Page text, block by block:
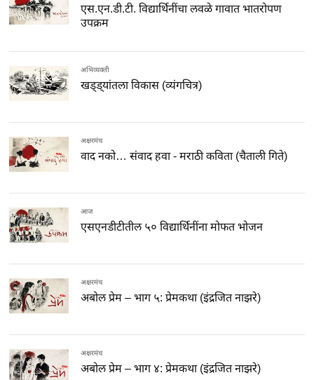
एस.एन.डी.टी. विद्यार्थिनींचा लवळे गावात भातरोपण
उपक्रम
अभिव्यक्ती
खड्ड्यांतला विकास (व्यंगचित्र)
अक्षरमंच
वाद नको… संवाद हवा - मराठी कविता (चैताली गिते)
आज
एसएनडीटीतील ५० विद्यार्थिनींना मोफत भोजन
अक्षरमंच
अबोल प्रेम – भाग ५: प्रेमकथा (इंद्रजित नाझरे)
अक्षरमंच
अबोल प्रेम – भाग ४: प्रेमकथा (इंद्रजित नाझरे)